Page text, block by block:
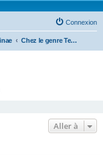
Connexion
Chez le genre Temnothorax
Aller à